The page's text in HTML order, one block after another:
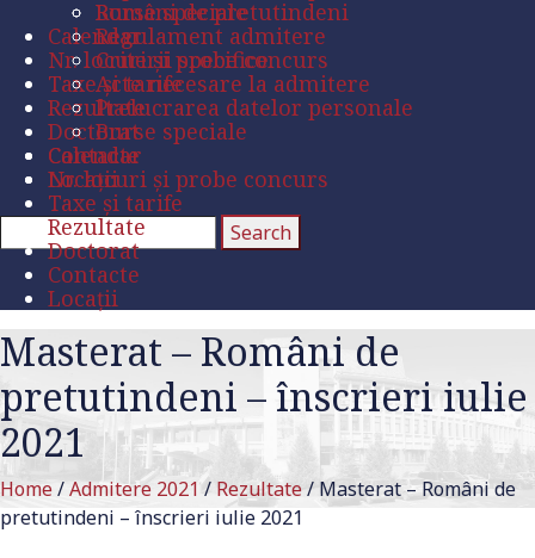
Burse speciale
Calendar
Nr. locuri și probe concurs
Taxe și tarife
Rezultate
Doctorat
Contacte
Locații
Români de pretutindeni
Regulament admitere
Criterii specifice
Acte necesare la admitere
Prelucrarea datelor personale
Burse speciale
Calendar
Nr. locuri și probe concurs
Taxe și tarife
Rezultate
Doctorat
Contacte
Locații
Masterat – Români de
pretutindeni – înscrieri iulie
2021
Home/Admitere 2021/ Rezultate/ Masterat – Români de
pretutindeni – înscrieri iulie 2021